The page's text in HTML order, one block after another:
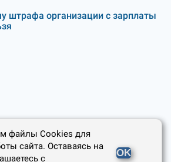
штрафа организации с зарплаты
файлы Cookies для
сайта. Оставаясь на
с
OK